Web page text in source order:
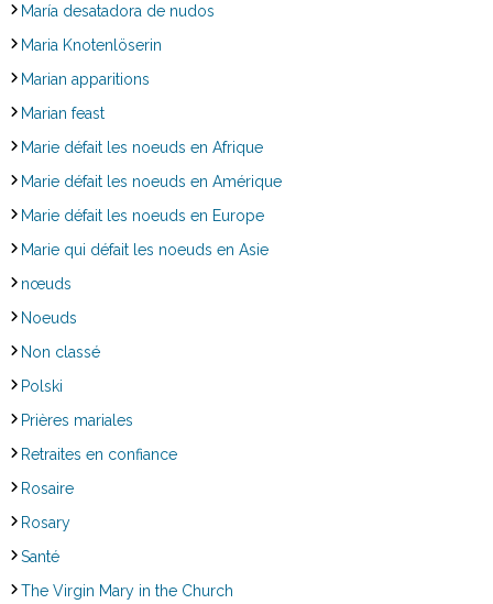
María desatadora de nudos
Maria Knotenlöserin
Marian apparitions
Marian feast
Marie défait les noeuds en Afrique
Marie défait les noeuds en Amérique
Marie défait les noeuds en Europe
Marie qui défait les noeuds en Asie
nœuds
Noeuds
Non classé
Polski
Prières mariales
Retraites en confiance
Rosaire
Rosary
Santé
The Virgin Mary in the Church